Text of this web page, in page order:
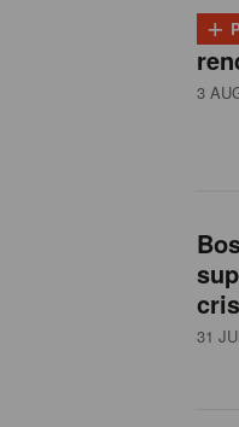
+
3
31